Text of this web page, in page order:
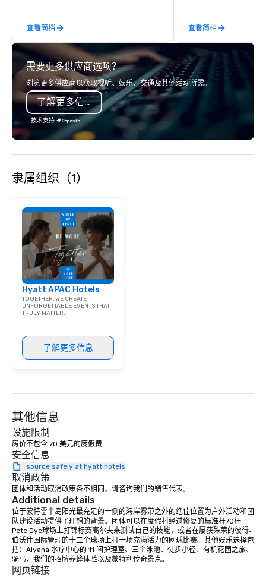
查看简档
are perfectly planned
Our team
stakeholders and
create meaningful
attendee
so your events leave
查看简档
需要更多供应商选项？
浏览更多供应商以获取视听、娱乐、交通及其他活动所需。
了解更多信息
技术支持
隶属组织（1）
Hyatt APAC Hotels
TOGETHER, WE CREATE
UNFORGETTABLE EVENTS THAT
TRULY MATTER.
了解更多信息
其他信息
设施限制
房价不包含 70 美元的度假费
安全信息
source safely at hyatt hotels
取消政策
团体和活动取消政策各不相同。请咨询我们的销售代表。
Additional details
位于蒙特雷半岛阳光最充足的一侧的海岸雾带之外的绝佳位置为户外活动和团
队建设活动提供了理想的背景。团体可以在度假村经过修复的标准杆70杆
Pete Dye球场上打锦标赛高尔夫来测试自己的技能，或者在屡获殊荣的彼得·
伯沃什国际管理的十二个球场上打一场充满活力的网球比赛。其他娱乐选择包
括：Aiyana 水疗中心的 11 间护理室、三个泳池、徒步小径、有机花园之旅、
骑马、我们的招牌养蜂体验以及蒙特利传奇景点。
网页链接